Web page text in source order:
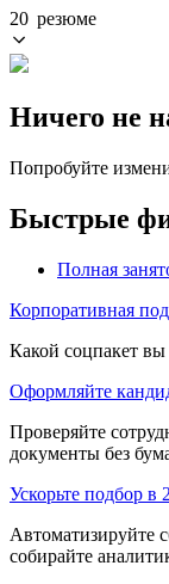
20 резюме
Ничего не
Попробуйте
Быстрые
Полная
Корпоративная
Какой соцпакет
Оформляйте
Проверяйте
документы без
Ускорьте подбор в
Автоматизируйте
собирайте